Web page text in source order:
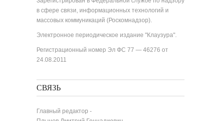
в сфере связи, информационных технологий и
массовых коммуникаций (Роскомнадзор).
Электронное периодическое издание "Клаузура".
Регистрационный номер Эл ФС 77 — 46276 от
24.08.2011
СВЯЗЬ
Главный редактор -